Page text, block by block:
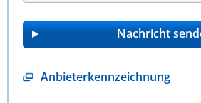
Anbieterkennzeichnung